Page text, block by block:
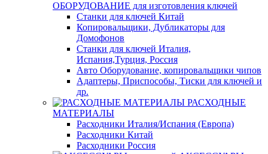
ОБОРУДОВАНИЕ для изготовления ключей
Станки для ключей Китай
Копировальщики, Дубликаторы для
Домофонов
Станки для ключей Италия,
Испания,Турция, Россия
Авто Оборудование, копировальщики чипов
Адаптеры, Приспособы, Тиски для ключей и
др.
РАСХОДНЫЕ
МАТЕРИАЛЫ
Расходники Италия/Испания (Европа)
Расходники Китай
Расходники Россия